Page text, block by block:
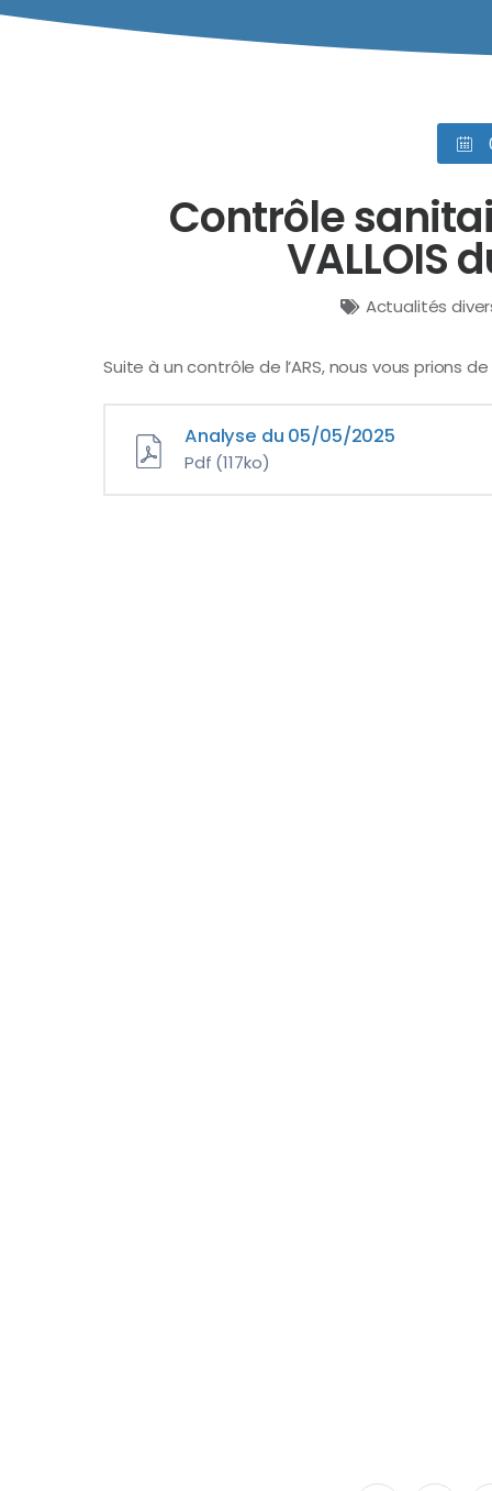
Contrôle
VALLOIS
Actualités
Suite à un contrôle de l’ARS, nous vous prions
Analyse du 05/05/2025
Pdf (117ko)